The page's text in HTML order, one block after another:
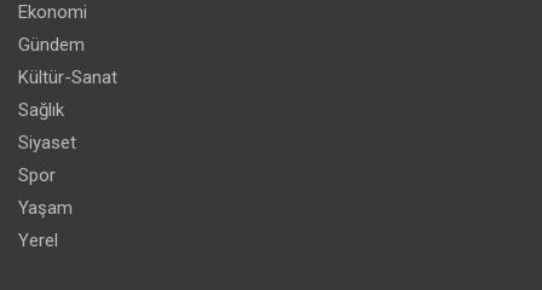
Ekonomi
Gündem
Kültür-Sanat
Sağlık
Siyaset
Spor
Yaşam
Yerel